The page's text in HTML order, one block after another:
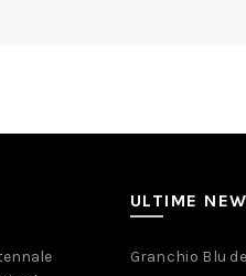
ULTIME
Granchio Blu